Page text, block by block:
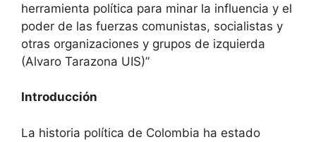
herramienta política para minar la influencia y el
poder de las fuerzas comunistas, socialistas y
otras organizaciones y grupos de izquierda
(Alvaro Tarazona UIS)”
Introducción
La historia política de Colombia ha estado